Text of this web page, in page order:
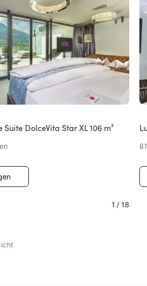
Suite DolceVita Star XL 106 m²
1 / 18